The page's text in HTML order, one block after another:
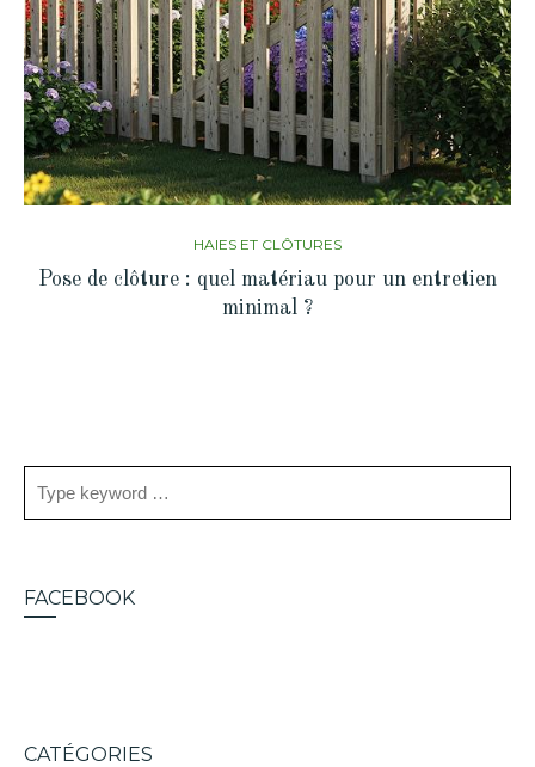
HAIES ET CLÔTURES
Pose de clôture : quel matériau pour un entretien
minimal ?
FACEBOOK
CATÉGORIES